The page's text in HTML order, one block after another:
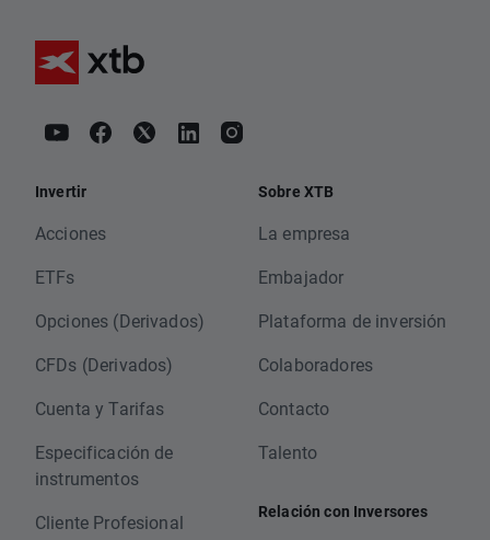
Invertir
Acciones
ETFs
Opciones (Derivados)
CFDs (Derivados)
Cuenta y Tarifas
Especificación de
instrumentos
Cliente Profesional
Sobre XTB
La empresa
Embajador
Plataforma de inversión
Colaboradores
Contacto
Talento
Relación con Inversores